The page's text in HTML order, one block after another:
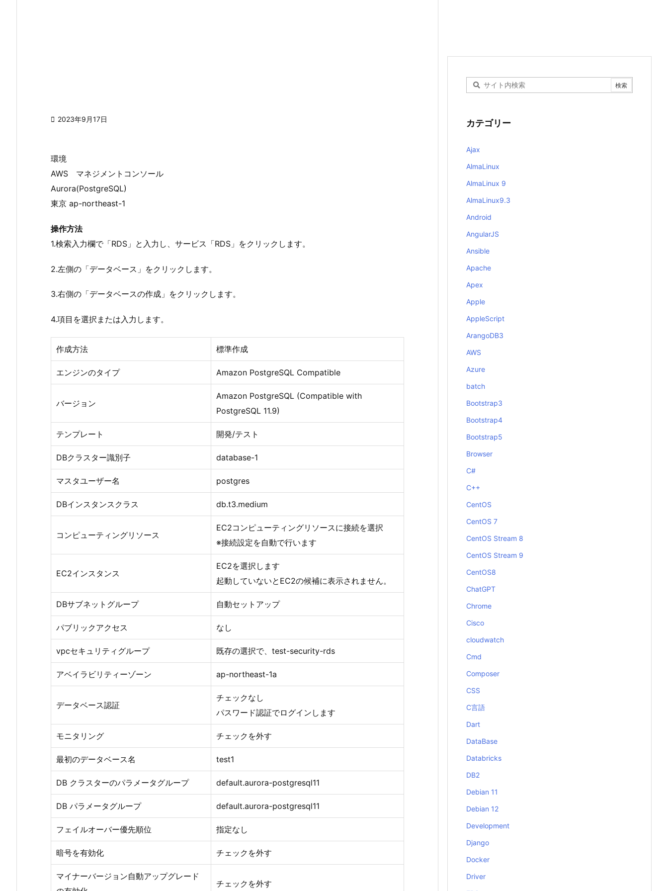
 2023年9月17日
環境
AWS マネジメントコンソール
Aurora(PostgreSQL)
東京 ap-northeast-1
操作方法
1.検索入力欄で「RDS」と入力し、サービス「RDS」をクリックします。
2.左側の「データベース」をクリックします。
3.右側の「データベースの作成」をクリックします。
4.項目を選択または入力します。
作成方法 標準作成
エンジンのタイプ Amazon PostgreSQL Compatible
バージョン
Amazon PostgreSQL (Compatible with
PostgreSQL 11.9)
テンプレート 開発/テスト
DBクラスター識別子 database-1
マスタユーザー名 postgres
DBインスタンスクラス db.t3.medium
コンピューティングリソース
EC2コンピューティングリソースに接続を選択
※接続設定を自動で行います
EC2インスタンス
EC2を選択します
起動していないとEC2の候補に表示されません。
DBサブネットグループ 自動セットアップ
パブリックアクセス なし
vpcセキュリティグループ 既存の選択で、test-security-rds
アベイラビリティーゾーン ap-northeast-1a
データベース認証
チェックなし
パスワード認証でログインします
モニタリング チェックを外す
最初のデータベース名 test1
DB クラスターのパラメータグループ default.aurora-postgresql11
DB パラメータグループ default.aurora-postgresql11
フェイルオーバー優先順位 指定なし
暗号を有効化 チェックを外す
マイナーバージョン自動アップグレード
チェックを外す
カテゴリー
Ajax
AlmaLinux
AlmaLinux 9
AlmaLinux9.3
Android
AngularJS
Ansible
Apache
Apex
Apple
AppleScript
ArangoDB3
AWS
Azure
batch
Bootstrap3
Bootstrap4
Bootstrap5
Browser
C#
C++
CentOS
CentOS 7
CentOS Stream 8
CentOS Stream 9
CentOS8
ChatGPT
Chrome
Cisco
cloudwatch
Cmd
Composer
CSS
C言語
Dart
DataBase
Databricks
DB2
Debian 11
Debian 12
Development
Django
Docker
Driver